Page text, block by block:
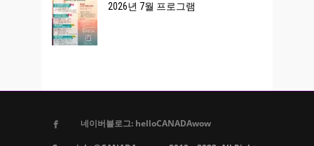
2026년 7월 프로그램
네이버블로그: helloCANADAwow